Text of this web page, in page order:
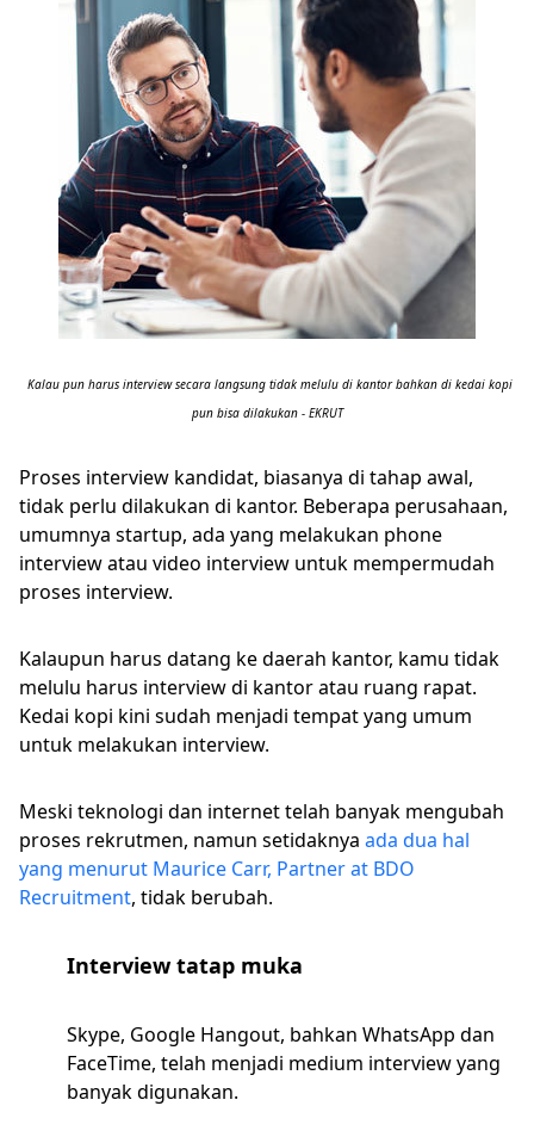
Kalau pun harus interview secara langsung tidak melulu di kantor bahkan di kedai kopi
pun bisa dilakukan - EKRUT
Proses interview kandidat, biasanya di tahap awal,
tidak perlu dilakukan di kantor. Beberapa perusahaan,
umumnya startup, ada yang melakukan phone
interview atau video interview untuk mempermudah
proses interview.
Kalaupun harus datang ke daerah kantor, kamu tidak
melulu harus interview di kantor atau ruang rapat.
Kedai kopi kini sudah menjadi tempat yang umum
untuk melakukan interview.
Meski teknologi dan internet telah banyak mengubah
proses rekrutmen, namun setidaknya ada dua hal
yang menurut Maurice Carr, Partner at BDO
Recruitment, tidak berubah.
Interview tatap muka
Skype, Google Hangout, bahkan WhatsApp dan
FaceTime, telah menjadi medium interview yang
banyak digunakan.